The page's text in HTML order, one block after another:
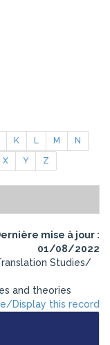
K L M N
X Y Z
mise à jour :
01/08/2022
Studies/
and theories
Display this record